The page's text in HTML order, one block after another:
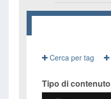
Cerca per tag
Tipo di contenuto